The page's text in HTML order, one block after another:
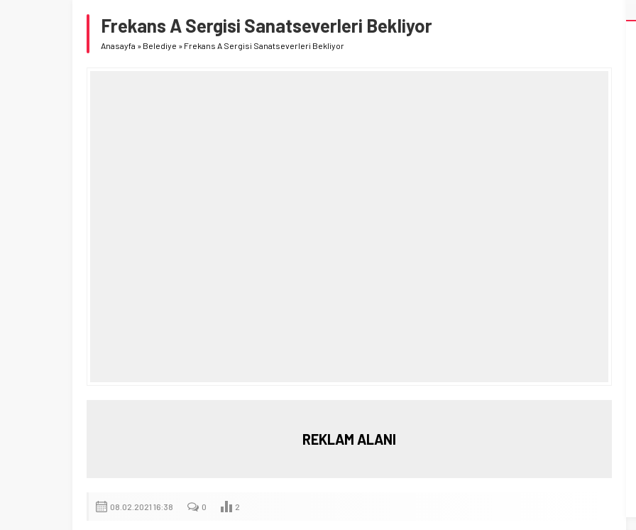
Frekans A Sergisi Sanatseverleri Bekliyor
Anasayfa » Belediye » Frekans A Sergisi Sanatseverleri Bekliyor
REKLAM ALANI
08.02.2021 16:38 0 2